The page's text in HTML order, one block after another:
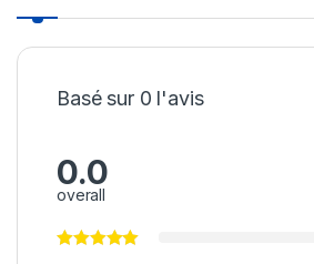
Basé sur 0 l'avis
0.0
overall